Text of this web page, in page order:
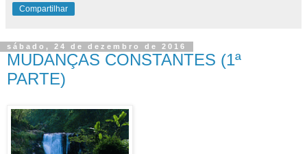
Compartilhar
sábado, 24 de dezembro de 2016
MUDANÇAS CONSTANTES (1ª
PARTE)